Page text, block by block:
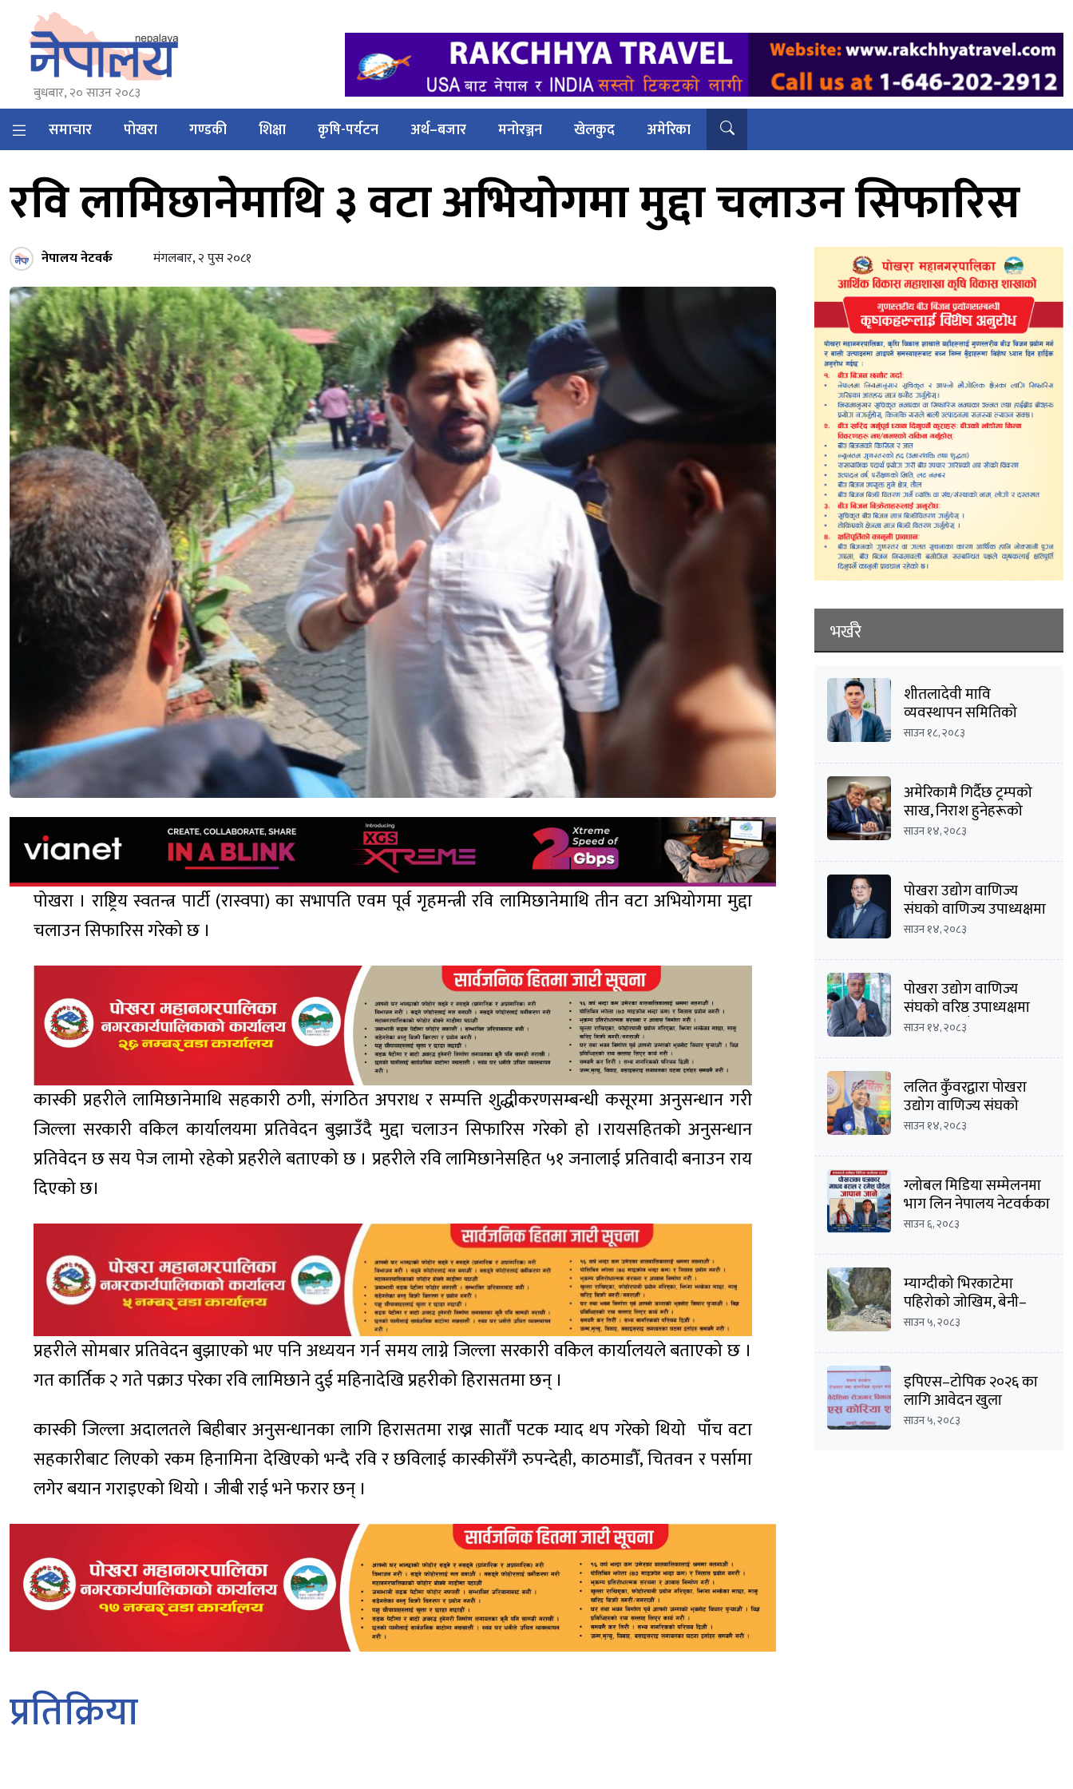
बुधबार, २० साउन २०८३
समाचार पोखरा गण्डकी शिक्षा कृषि-पर्यटन अर्थ–बजार मनोरञ्जन खेलकुद अमेरिका
रवि लामिछानेमाथि ३ वटा अभियोगमा मुद्दा चलाउन सिफारिस
नेपालय नेटवर्क मंगलबार, २ पुस २०८१
पोखरा । राष्ट्रिय स्वतन्त्र पार्टी (रास्वपा) का सभापति एवम पूर्व गृहमन्त्री रवि लामिछानेमाथि तीन वटा अभियोगमा मुद्दा
चलाउन सिफारिस गरेको छ ।
कास्की प्रहरीले लामिछानेमाथि सहकारी ठगी, संगठित अपराध र सम्पत्ति शुद्धीकरणसम्बन्धी कसूरमा अनुसन्धान गरी
जिल्ला सरकारी वकिल कार्यालयमा प्रतिवेदन बुझाउँदै मुद्दा चलाउन सिफारिस गरेको हो ।रायसहितको अनुसन्धान
प्रतिवेदन छ सय पेज लामो रहेको प्रहरीले बताएको छ । प्रहरीले रवि लामिछानेसहित ५१ जनालाई प्रतिवादी बनाउन राय
दिएको छ।
प्रहरीले सोमबार प्रतिवेदन बुझाएको भए पनि अध्ययन गर्न समय लाग्ने जिल्ला सरकारी वकिल कार्यालयले बताएको छ ।
गत कार्तिक २ गते पक्राउ परेका रवि लामिछाने दुई महिनादेखि प्रहरीको हिरासतमा छन् ।
कास्की जिल्ला अदालतले बिहीबार अनुसन्धानका लागि हिरासतमा राख्न सातौँ पटक म्याद थप गरेको थियो पाँच वटा
सहकारीबाट लिएको रकम हिनामिना देखिएको भन्दै रवि र छविलाई कास्कीसँगै रुपन्देही, काठमाडौँ, चितवन र पर्सामा
लगेर बयान गराइएको थियो । जीबी राई भने फरार छन् ।
प्रतिक्रिया
भर्खरै
शीतलादेवी मावि
व्यवस्थापन समितिको
अध्यक्षमा दीपक कार्की
साउन १८, २०८३
अमेरिकामै गिर्दैछ ट्रम्पको
साख, निराश हुनेहरूको
संख्या बढ्दै
साउन १४, २०८३
पोखरा उद्योग वाणिज्य
संघको वाणिज्य उपाध्यक्षमा
मनोज कुमार श्रेष्ठको
साउन १४, २०८३
पोखरा उद्योग वाणिज्य
संघको वरिष्ठ उपाध्यक्षमा
दिनेशचन्द्र बाँस्तोलाको
साउन १४, २०८३
ललित कुँवरद्वारा पोखरा
उद्योग वाणिज्य संघको
उद्योग उपाध्यक्ष पदमा
साउन १४, २०८३
ग्लोबल मिडिया सम्मेलनमा
भाग लिन नेपालय नेटवर्कका
सम्पादक माधव
प्रस्थान
साउन ६, २०८३
म्याग्दीको भिरकाटेमा
पहिरोको जोखिम, बेनी–
जोमसोम सडक असुरक्षित
साउन ५, २०८३
इपिएस–टोपिक २०२६ का
लागि आवेदन खुला
साउन ५, २०८३